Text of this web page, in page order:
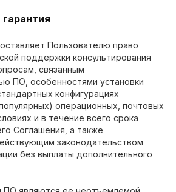
Пользователю право
поддержки консультирования
связанным
ПО, особенностями установки
конфигурациях
операционных, почтовых
и в течение всего срока
Соглашения, а также
законодательством
без выплаты дополнительного